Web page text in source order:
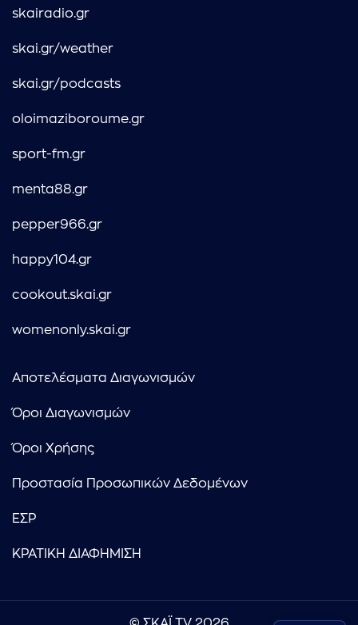
skairadio.gr
skai.gr/weather
skai.gr/podcasts
oloimaziboroume.gr
sport-fm.gr
menta88.gr
pepper966.gr
happy104.gr
cookout.skai.gr
womenonly.skai.gr
Αποτελέσματα Διαγωνισμών
Όροι Διαγωνισμών
Όροι Χρήσης
Προστασία Προσωπικών Δεδομένων
ΕΣΡ
ΚΡΑΤΙΚΗ ΔΙΑΦΗΜΙΣΗ